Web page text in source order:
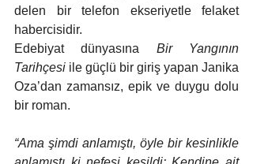
delen bir telefon ekseriyetle felaket
habercisidir.
Edebiyat dünyasına Bir Yangının
Tarihçesi ile güçlü bir giriş yapan Janika
Oza’dan zamansız, epik ve duygu dolu
bir roman.
“Ama şimdi anlamıştı, öyle bir kesinlikle